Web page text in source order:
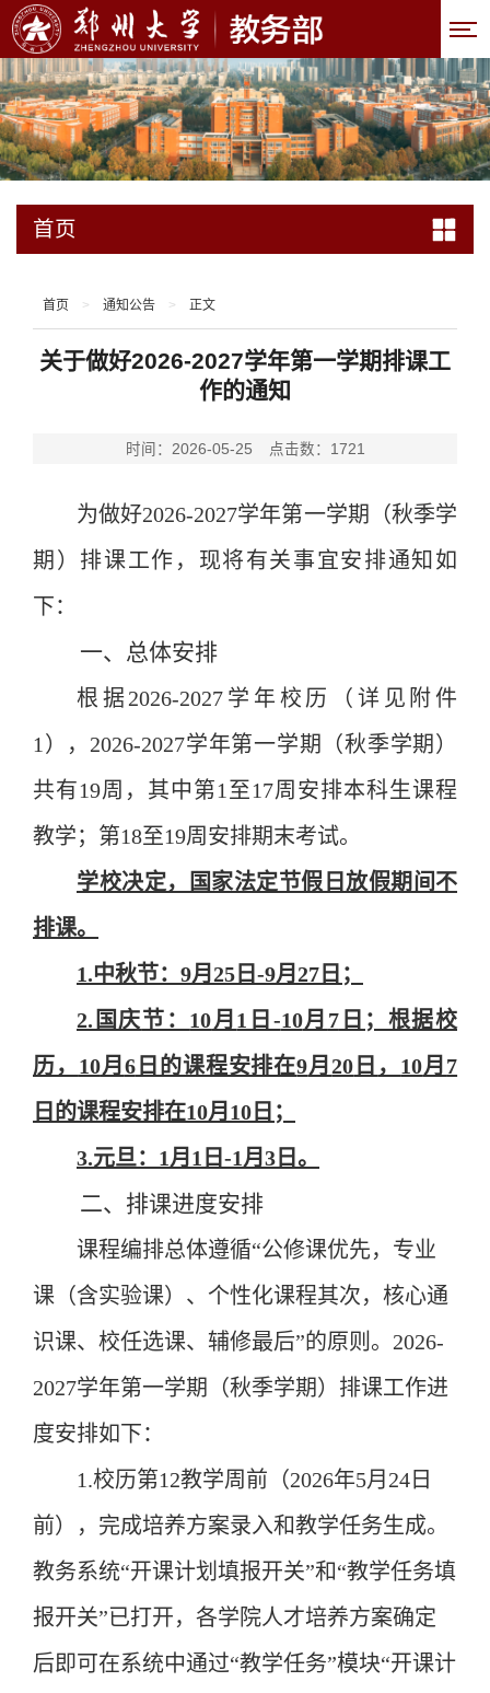
首页
首页 > 通知公告 > 正文
关于做好2026-2027学年第一学期排课工
作的通知
时间：2026-05-25 点击数： 1721
为做好2026-2027学年第一学期（秋季学
期）排课工作，现将有关事宜安排通知如
下：
一、总体安排
根据2026-2027 学年校历（ 详见 附件
1 ）， 2026-2027学年第一学期（秋季学期）
共有19周，其中第1 至17周安排本科生课程
教学；第18至19周安排期末考试。
学校决定，国家法定节假日放假期间不
排课。
1.中秋节： 9月 25 日 -9月 27 日；
2. 国庆节： 10月 1日-10月 7日；根据校
历， 10月 6日的课程安排在9月20 日 ， 10月 7
日的课程安排在10月 10 日；
3.元旦： 1月 1 日 -1月 3 日。
二、排课进度安排
课程编排总体遵循“公修课优先， 专业
课 （含实验课）、个性化课程其次，核心通
识课、 校任选课、 辅修最后”的原则。 2026-
2027学年第一学期（秋季学期）排课工作进
度安排如下：
1.校历第12教学周前（2026年5月 24 日
前）
， 完成培养方案录入和教学任务生成。
教务系统“开课计划填报开关”和“教学任务填
报开关”已打开，各学院人才培养方案确定
后即可在系统中通过“教学任务”模块“开课计